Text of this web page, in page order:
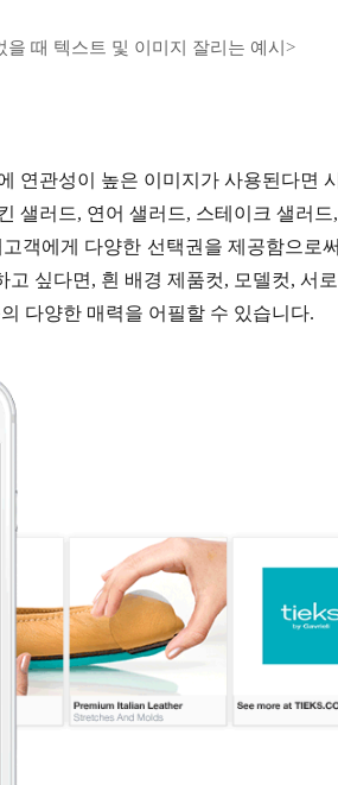
을 때 텍스트 및 이미지 잘리는 예시>
연관성이 높은 이미지가 사용된다면
샐러드, 연어 샐러드, 스테이크 샐러
객에게 다양한 선택권을 제공함으로
싶다면, 흰 배경 제품컷, 모델컷, 서
다양한 매력을 어필할 수 있습니다.